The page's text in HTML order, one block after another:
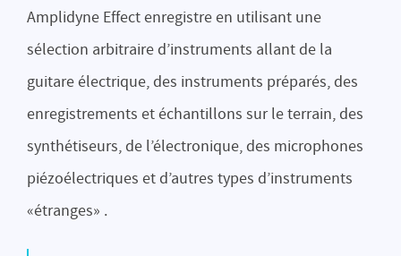
Amplidyne Effect enregistre en utilisant une
sélection arbitraire d’instruments allant de la
guitare électrique, des instruments préparés, des
enregistrements et échantillons sur le terrain, des
synthétiseurs, de l’électronique, des microphones
piézoélectriques et d’autres types d’instruments
«étranges» .